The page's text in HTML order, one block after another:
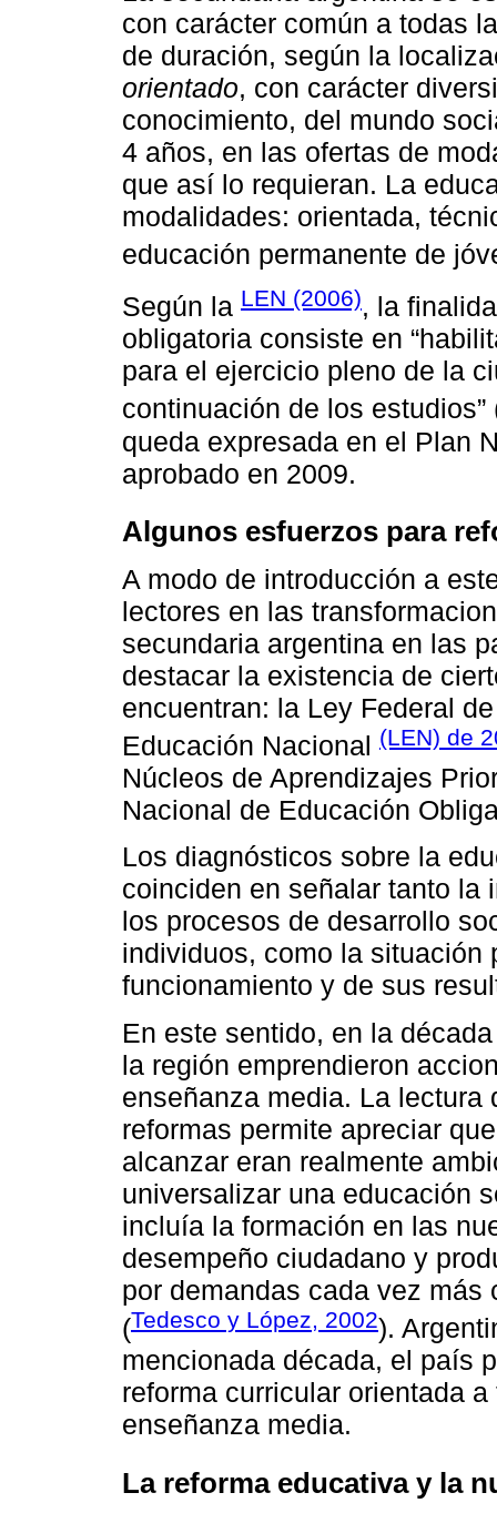
con carácter común a todas
de duración, según la
orientado, con carácter
conocimiento, del mundo
4 años, en las ofertas de
que así lo requieran. La
modalidades: orientada,
educación permanente de
Según la LEN (2006), la
obligatoria consiste en
para el ejercicio pleno de la
continuación de los estudios”
queda expresada en el Plan
aprobado en 2009.
Algunos esfuerzos para
A modo de introducción a
lectores en las
secundaria argentina en las
destacar la existencia de
encuentran: la Ley Federal
Educación Nacional (LEN) de
Núcleos de Aprendizajes
Nacional de Educación
Los diagnósticos sobre la
coinciden en señalar tanto la
los procesos de desarrollo
individuos, como la situación
funcionamiento y de sus
En este sentido, en la
la región emprendieron
enseñanza media. La
reformas permite apreciar
alcanzar eran realmente
universalizar una educación
incluía la formación en las
desempeño ciudadano y
por demandas cada vez
(Tedesco y López, 2002).
mencionada década, el país
reforma curricular orientada
enseñanza media.
La reforma educativa y la